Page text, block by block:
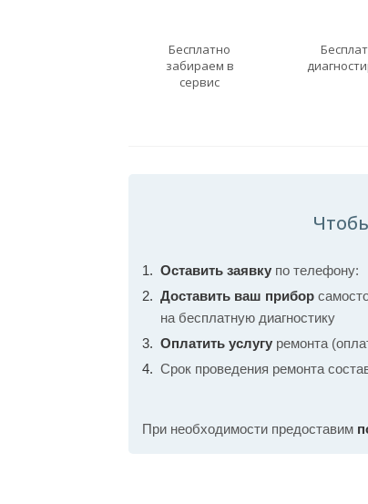
Бесплатно
забираем в
сервис
Оставить заявку по телефону:
Доставить ваш прибор
на бесплатную диагностику
Оплатить услугу ремонта
Срок проведения ремонта
При необходимости предоставим